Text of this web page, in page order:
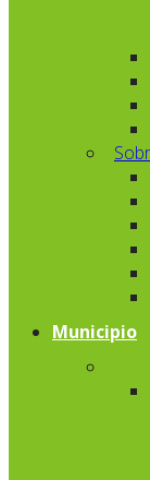
Municipio